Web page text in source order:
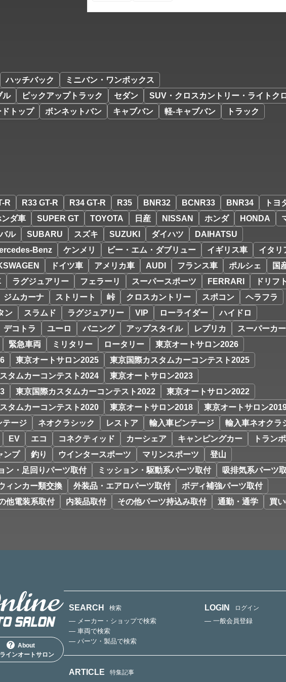
ハッチバック
ミニバン・ワンボックス
ル
ピックアップトラック セダン
SUV・クロスカントリー・ライトク
トップ ボンネットバン キャブバン 軽-キャブバン
トラック
R R33 GT-R R34 GT-R R35 BNR32 BCNR33 BNR34
トヨ
ダ車 SUPER GT TOYOTA 日産 NISSAN ホンダ HONDA
ル SUBARU スズキ SUZUKI ダイハツ
DAIHATSU
Benz ケンメリ ビー・エム・ダブリュー イギリス車
イタリ
ドイツ車 アメリカ車 AUDI フランス車 ポルシェ
国
ラグジュアリー フェラーリ スーパースポーツ FERRARI
ドリフ
ジムカーナ ストリート 峠 クロスカントリー スポコン
ヘラフラ
ン スラムド ラグジュアリー VIP ローライダー
ハイドロ
デコトラ ユーロ バニング アップスタイル レプリカ
スーパーカー
緊急車両 ミリタリー ロータリー
東京オートサロン2026
東京オートサロン2025
東京国際カスタムカーコンテスト2025
タムカーコンテスト2024
東京オートサロン2023
東京国際カスタムカーコンテスト2022
東京オートサロン2022
タムカーコンテスト2020 東京オートサロン2018
東京オートサロン
テージ ネオクラシック レストア 輸入車ビンテージ
輸入車ネオクラ
EV エコ コネクティッド カーシェア キャンピングカー
トランポ
ンプ 釣り ウインタースポーツ マリンスポーツ
登山
ン・足回りパーツ取付 ミッション・駆動系パーツ取付
吸排気系パーツ
ィンカー類交換 外装品・エアロパーツ取付
ボディ補強パーツ取付
他電装系取付 内装品取付 その他パーツ持込み取付 通勤・通学 買
About
インオートサロン
SEARCH 検索
— メーカー・ショップで検索
— 車両で検索
— パーツ・製品で検索
LOGIN ログイン
— 一般会員登録
ARTICLE 特集記事